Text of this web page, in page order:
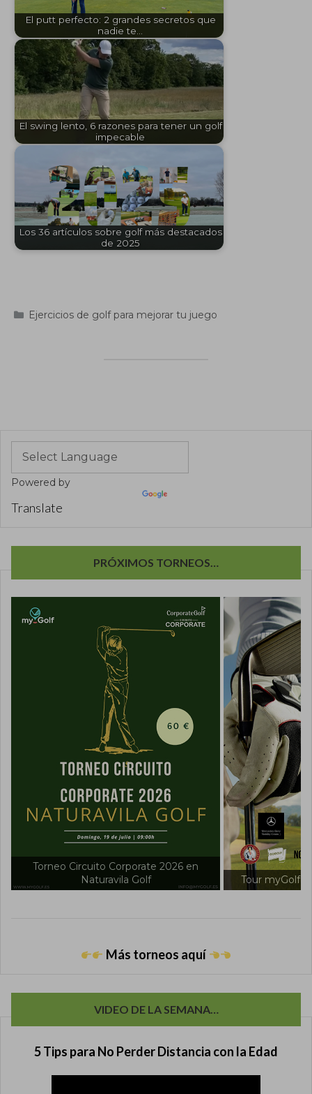
El putt perfecto: 2 grandes secretos que
nadie te…
El swing lento, 6 razones para tener un golf
impecable
Los 36 artículos sobre golf más destacados
de 2025
Categorías
Ejercicios de golf para mejorar tu juego
Powered by
Translate
PRÓXIMOS TORNEOS…
Circuito Corporate 2026 en
Naturavila Golf
Tour myGolf 2026 en
Más torneos aquí
VIDEO DE LA SEMANA…
5 Tips para No Perder Distancia con la Edad